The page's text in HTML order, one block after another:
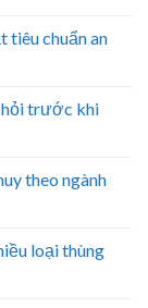
tiêu chuẩn an
hỏi trước khi
theo ngành
loại thùng